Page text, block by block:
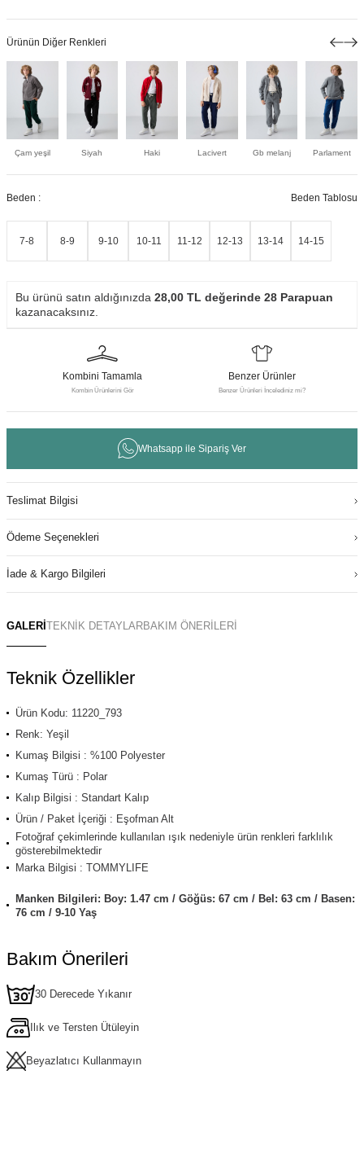
GALERİ TEKNİK DETAYLARBAKIM ÖNERİLERİ
Teknik Özellikler
Ürün Kodu: 11220_793
Renk: Yeşil
Kumaş Bilgisi : %100 Polyester
Kumaş Türü : Polar
Kalıp Bilgisi : Standart Kalıp
Ürün / Paket İçeriği : Eşofman Alt
Fotoğraf çekimlerinde kullanılan ışık nedeniyle ürün renkleri farklılık
gösterebilmektedir
Marka Bilgisi : TOMMYLIFE
Manken Bilgileri: Boy: 1.47 cm / Göğüs: 67 cm / Bel: 63 cm / Basen:
76 cm / 9-10 Yaş
Bakım Önerileri
30 Derecede Yıkanır
Ilık ve Tersten Ütüleyin
Beyazlatıcı Kullanmayın
Ürünün Diğer Renkleri
Çam yeşil Siyah Haki Lacivert Gb melanj Parlament
Beden : Beden Tablosu
7-8 8-9 9-10 10-11 11-12 12-13 13-14 14-15
Bu ürünü satın aldığınızda 28,00 TL değerinde 28 Parapuan
kazanacaksınız.
Kombini Tamamla
Kombin Ürünlerini Gör
Benzer Ürünler
Benzer Ürünleri İncelediniz mi?
Whatsapp ile Sipariş Ver
Teslimat Bilgisi
Ödeme Seçenekleri
İade & Kargo Bilgileri